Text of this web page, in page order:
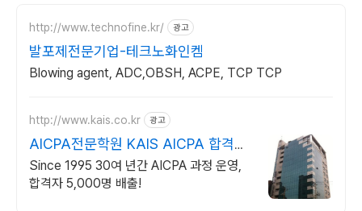
http://www.technofine.kr/ 광고
발포제전문기업-테크노화인켐
Blowing agent, ADC,OBSH, ACPE, TCP TCP
http://www.kais.co.kr 광고
AICPA전문학원 KAIS AICPA 합격자
실명공개
Since 1995 30여 년간 AICPA 과정 운영,
합격자 5,000명 배출!